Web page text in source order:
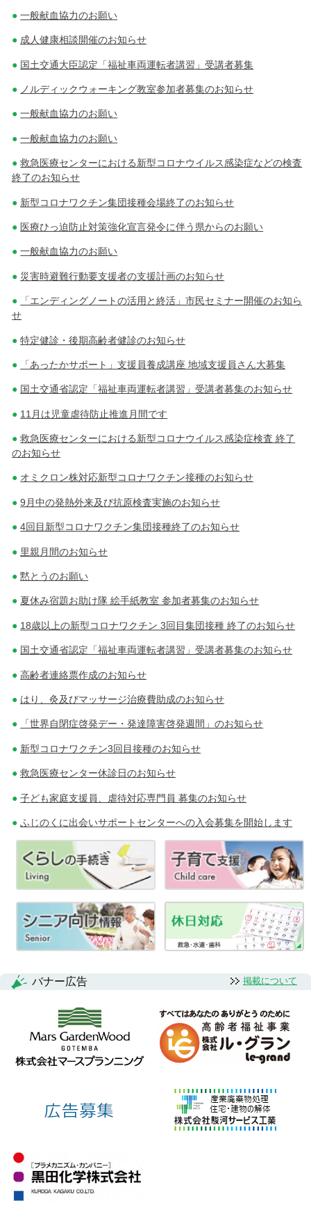
一般献血協力のお願い
成人健康相談開催のお知らせ
国土交通大臣認定「福祉車両運転者講習」受講者募集
ノルディックウォーキング教室参加者募集のお知らせ
一般献血協力のお願い
一般献血協力のお願い
救急医療センターにおける新型コロナウイルス感染症などの検査
終了のお知らせ
新型コロナワクチン集団接種会場終了のお知らせ
医療ひっ迫防止対策強化宣言発令に伴う県からのお願い
一般献血協力のお願い
災害時避難行動要支援者の支援計画のお知らせ
「エンディングノートの活用と終活」市民セミナー開催のお知ら
せ
特定健診・後期高齢者健診のお知らせ
「あったかサポート」支援員養成講座 地域支援員さん大募集
国土交通省認定「福祉車両運転者講習」受講者募集のお知らせ
11月は児童虐待防止推進月間です
救急医療センターにおける新型コロナウイルス感染症検査 終了
のお知らせ
オミクロン株対応新型コロナワクチン接種のお知らせ
9月中の発熱外来及び抗原検査実施のお知らせ
4回目新型コロナワクチン集団接種終了のお知らせ
里親月間のお知らせ
黙とうのお願い
夏休み宿題お助け隊 絵手紙教室 参加者募集のお知らせ
18歳以上の新型コロナワクチン 3回目集団接種 終了のお知らせ
国土交通省認定「福祉車両運転者講習」受講者募集のお知らせ
高齢者連絡票作成のお知らせ
はり、灸及びマッサージ治療費助成のお知らせ
「世界自閉症啓発デー・発達障害啓発週間」のお知らせ
新型コロナワクチン3回目接種のお知らせ
救急医療センター休診日のお知らせ
子ども家庭支援員、虐待対応専門員 募集のお知らせ
ふじのくに出会いサポートセンターへの入会募集を開始します
バナー広告 掲載について